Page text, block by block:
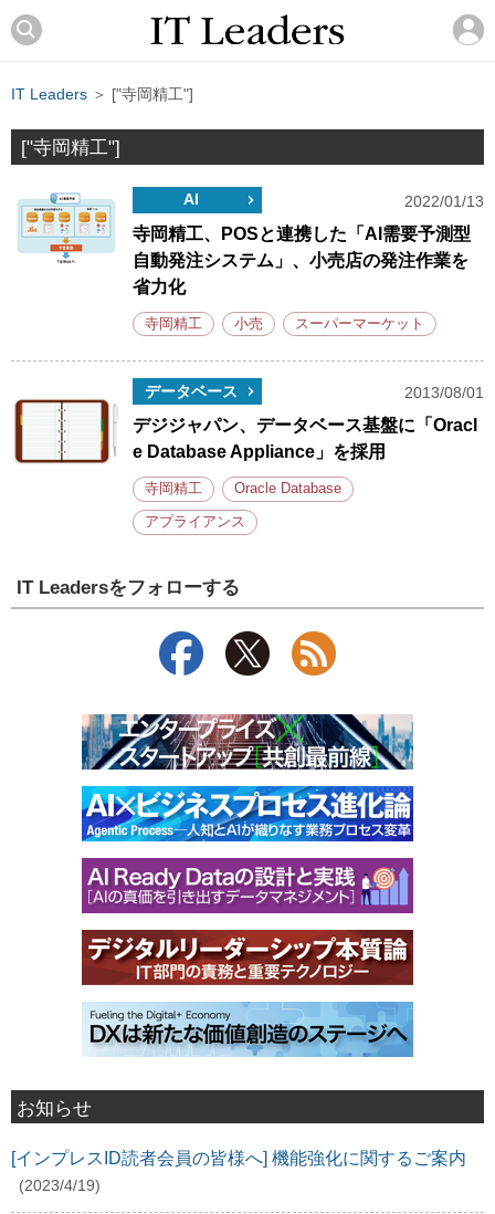
IT Leaders ＞ ["寺岡精工"]
["寺岡精工"]
AI 2022/01/13
寺岡精工、POSと連携した「AI需要予測型
自動発注システム」、小売店の発注作業を
省力化
寺岡精工 小売 スーパーマーケット
データベース 2013/08/01
デジジャパン、データベース基盤に「Oracl
e Database Appliance」を採用
寺岡精工 Oracle Database
アプライアンス
IT Leadersをフォローする
お知らせ
[インプレスID読者会員の皆様へ] 機能強化に関するご案内
(2023/4/19)